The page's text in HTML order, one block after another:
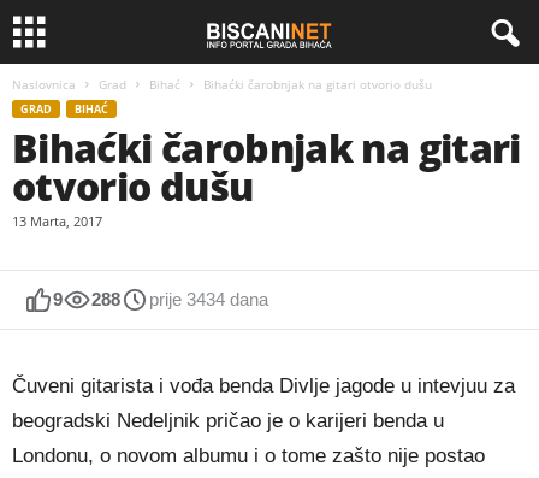
Naslovnica Grad Bihać Bihaćki čarobnjak na gitari otvorio dušu
GRAD BIHAĆ
Bihaćki čarobnjak na gitari
otvorio dušu
13 Marta, 2017
9 288 prije 3434 dana
Čuveni gitarista i vođa benda Divlje jagode u intevjuu za
beogradski Nedeljnik pričao je o karijeri benda u
Londonu, o novom albumu i o tome zašto nije postao